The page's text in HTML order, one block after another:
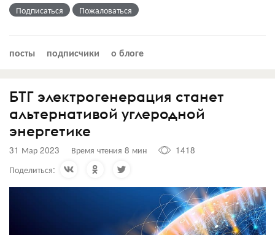
Подписаться Пожаловаться
посты подписчики о блоге
БТГ электрогенерация станет
альтернативой углеродной
энергетике
31 Мар 2023 Время чтения 8 мин
1418
Поделиться: